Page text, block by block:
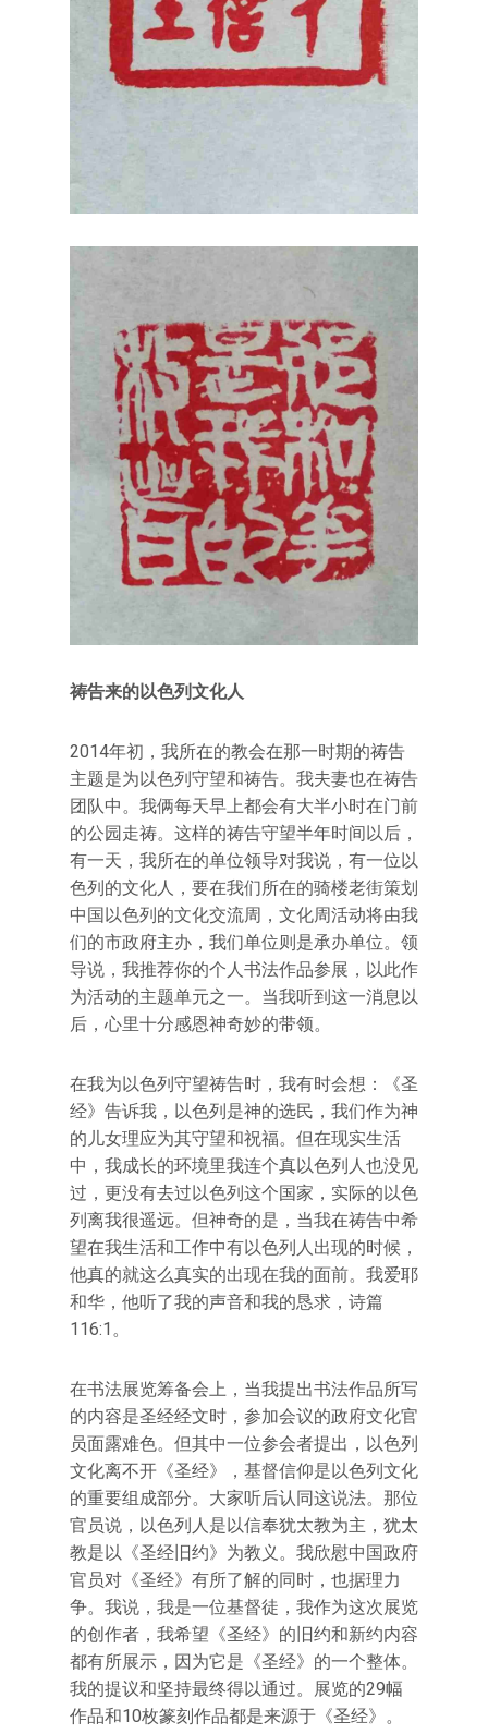
祷告来的以色列文化人
2014年初，我所在的教会在那一时期的祷告
主题是为以色列守望和祷告。我夫妻也在祷告
团队中。我俩每天早上都会有大半小时在门前
的公园走祷。这样的祷告守望半年时间以后，
有一天，我所在的单位领导对我说，有一位以
色列的文化人，要在我们所在的骑楼老街策划
中国以色列的文化交流周，文化周活动将由我
们的市政府主办，我们单位则是承办单位。领
导说，我推荐你的个人书法作品参展，以此作
为活动的主题单元之一。当我听到这一消息以
后，心里十分感恩神奇妙的带领。
在我为以色列守望祷告时，我有时会想：《圣
经》告诉我，以色列是神的选民，我们作为神
的儿女理应为其守望和祝福。但在现实生活
中，我成长的环境里我连个真以色列人也没见
过，更没有去过以色列这个国家，实际的以色
列离我很遥远。但神奇的是，当我在祷告中希
望在我生活和工作中有以色列人出现的时候，
他真的就这么真实的出现在我的面前。我爱耶
和华，他听了我的声音和我的恳求，诗篇
116:1。
在书法展览筹备会上，当我提出书法作品所写
的内容是圣经经文时，参加会议的政府文化官
员面露难色。但其中一位参会者提出，以色列
文化离不开《圣经》，基督信仰是以色列文化
的重要组成部分。大家听后认同这说法。那位
官员说，以色列人是以信奉犹太教为主，犹太
教是以《圣经旧约》为教义。我欣慰中国政府
官员对《圣经》有所了解的同时，也据理力
争。我说，我是一位基督徒，我作为这次展览
的创作者，我希望《圣经》的旧约和新约内容
都有所展示，因为它是《圣经》的一个整体。
我的提议和坚持最终得以通过。展览的29幅
作品和10枚篆刻作品都是来源于《圣经》。